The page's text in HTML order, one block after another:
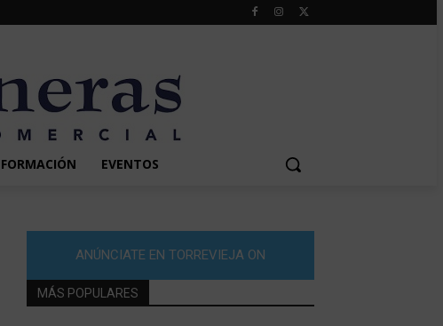
FORMACIÓN EVENTOS
ANÚNCIATE EN TORREVIEJA ON
MÁS POPULARES